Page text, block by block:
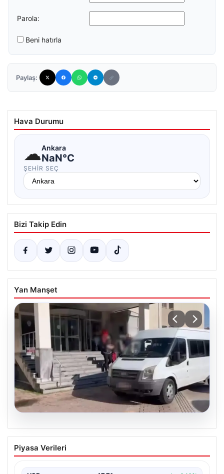
Parola:
Beni hatırla
Paylaş:
Hava Durumu
☁Ankara
NaN°C
ŞEHIR SEÇ
Bizi Takip Edin
Yan Manşet
05.08.2026
Kayseri’de Çok Sayıda Evi Soyan
Hırsızlar Yakalandı ve Tutuklandı
Piyasa Verileri